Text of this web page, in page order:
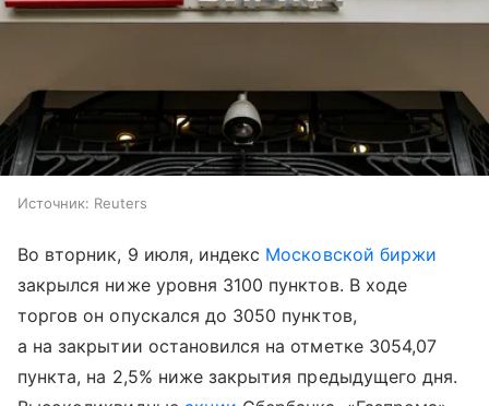
Источник: Reuters
Во вторник, 9 июля, индекс Московской биржи
закрылся ниже уровня 3100 пунктов. В ходе
торгов он опускался до 3050 пунктов,
а на закрытии остановился на отметке 3054,07
пункта, на 2,5% ниже закрытия предыдущего дня.